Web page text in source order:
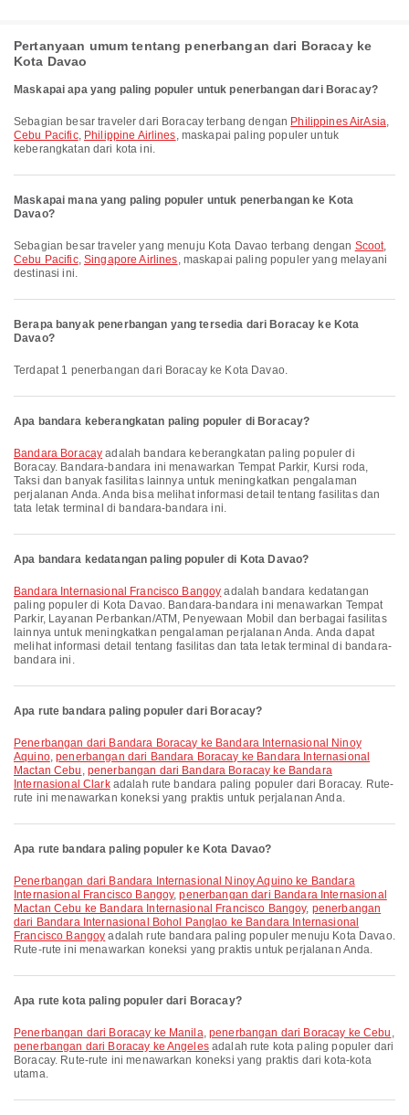
Pertanyaan umum tentang penerbangan dari Boracay ke
Kota Davao
Maskapai apa yang paling populer untuk penerbangan dari Boracay?
Sebagian besar traveler dari Boracay terbang dengan Philippines AirAsia,
Cebu Pacific, Philippine Airlines, maskapai paling populer untuk
keberangkatan dari kota ini.
Maskapai mana yang paling populer untuk penerbangan ke Kota
Davao?
Sebagian besar traveler yang menuju Kota Davao terbang dengan Scoot,
Cebu Pacific, Singapore Airlines, maskapai paling populer yang melayani
destinasi ini.
Berapa banyak penerbangan yang tersedia dari Boracay ke Kota
Davao?
Terdapat 1 penerbangan dari Boracay ke Kota Davao.
Apa bandara keberangkatan paling populer di Boracay?
Bandara Boracay adalah bandara keberangkatan paling populer di
Boracay. Bandara-bandara ini menawarkan Tempat Parkir, Kursi roda,
Taksi dan banyak fasilitas lainnya untuk meningkatkan pengalaman
perjalanan Anda. Anda bisa melihat informasi detail tentang fasilitas dan
tata letak terminal di bandara-bandara ini.
Apa bandara kedatangan paling populer di Kota Davao?
Bandara Internasional Francisco Bangoy adalah bandara kedatangan
paling populer di Kota Davao. Bandara-bandara ini menawarkan Tempat
Parkir, Layanan Perbankan/ATM, Penyewaan Mobil dan berbagai fasilitas
lainnya untuk meningkatkan pengalaman perjalanan Anda. Anda dapat
melihat informasi detail tentang fasilitas dan tata letak terminal di bandara-
bandara ini.
Apa rute bandara paling populer dari Boracay?
penerbangan dari Bandara Boracay ke Bandara Internasional Ninoy
Aquino,penerbangan dari Bandara Boracay ke Bandara Internasional
Mactan Cebu , penerbangan dari Bandara Boracay ke Bandara
Internasional Clarkadalah rute bandara paling populer dari Boracay. Rute-
rute ini menawarkan koneksi yang praktis untuk perjalanan Anda.
Apa rute bandara paling populer ke Kota Davao?
penerbangan dari Bandara Internasional Ninoy Aquino ke Bandara
Internasional Francisco Bangoy,penerbangan dari Bandara Internasional
Mactan Cebu ke Bandara Internasional Francisco Bangoy, penerbangan
dari Bandara Internasional Bohol Panglao ke Bandara Internasional
Francisco Bangoy adalah rute bandara paling populer menuju Kota Davao.
Rute-rute ini menawarkan koneksi yang praktis untuk perjalanan Anda.
Apa rute kota paling populer dari Boracay?
penerbangan dari Boracay ke Manila,penerbangan dari Boracay ke Cebu ,
penerbangan dari Boracay ke Angelesadalah rute kota paling populer dari
Boracay. Rute-rute ini menawarkan koneksi yang praktis dari kota-kota
utama.